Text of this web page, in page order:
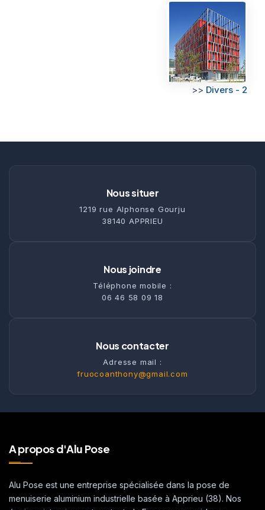
>> Divers - 2
Nous situer
1219 rue Alphonse Gourju
38140 APPRIEU
Nous joindre
Téléphone mobile :
06 46 58 09 18
Nous contacter
Adresse mail :
fruocoanthony@gmail.com
A propos d'Alu Pose
Alu Pose est une entreprise spécialisée dans la pose de
menuiserie aluminium industrielle basée à Apprieu (38). Nos